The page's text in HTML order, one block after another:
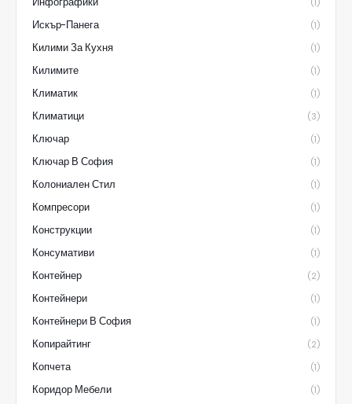
Искър-Панега (1)
Килими За Кухня (1)
Килимите (1)
Климатик (1)
Климатици (3)
Ключар (1)
Ключар В София (1)
Колониален Стил (1)
Компресори (1)
Конструкции (1)
Консумативи (1)
Контейнер (2)
Контейнери (1)
Контейнери В София (1)
Копирайтинг (2)
Копчета (1)
Коридор Мебели (1)